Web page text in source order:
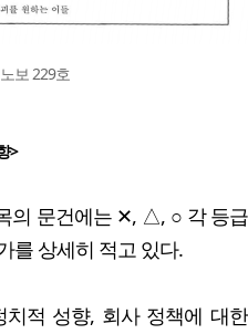
보 229호
>
의 문건에는 ✕, △, ○ 각 등급
를 상세히 적고 있다.
치적 성향, 회사 정책에 대한